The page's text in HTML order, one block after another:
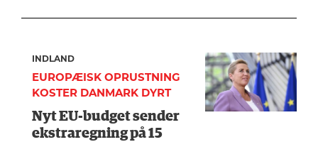
INDLAND
EUROPÆISK OPRUSTNING
KOSTER DANMARK DYRT
Nyt EU-budget sender
ekstraregning på 15